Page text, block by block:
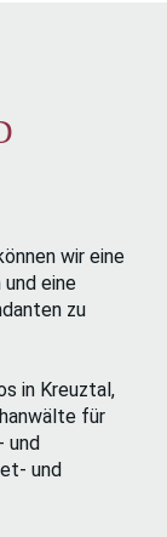
wir eine
eine
zu
in Kreuztal,
für
und
und